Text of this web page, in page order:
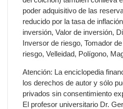
poder adquisitivo de las
reducido por la tasa de
inversión, Valor de inversión,
Inversor de riesgo, Tomador
riesgo, Velleidad, Polígono,
Atención: La enciclopedia
los derechos de autor y sólo
privados sin consentimiento
El profesor universitario Dr.